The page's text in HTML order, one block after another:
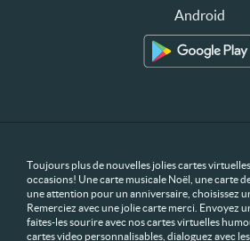
Android
Toujours plus de nouvelles jolies cartes
occasions! Une carte musicale Noël, une carte
une attention pour un anniversaire, choisissez
Remerciez avec une jolie carte merci. Envoyez
faites-les sourire avec nos cartes virtuelles
cartes video personnalisables, dialoguez avec